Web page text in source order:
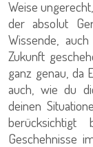
Weise
der absolut
Wissende,
Zukunft
ganz genau, da
auch, wie du
deinen
berücksichtigt
Geschehnisse